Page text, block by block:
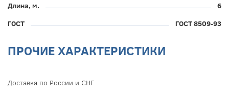
Длина, м.
6
ГОСТ
ГОСТ 8509-93
ПРОЧИЕ ХАРАКТЕРИСТИКИ
Доставка по России и СНГ